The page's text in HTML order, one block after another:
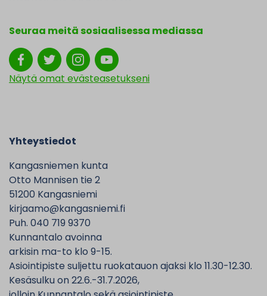
Seuraa meitä sosiaalisessa mediassa
Näytä omat evästeasetukseni
Yhteystiedot
Kangasniemen kunta
Otto Mannisen tie 2
51200 Kangasniemi
kirjaamo@kangasniemi.fi
Puh. 040 719 9370
Kunnantalo avoinna
arkisin ma-to klo 9-15.
Asiointipiste suljettu ruokatauon ajaksi klo 11.30-12.30.
Kesäsulku on 22.6.-31.7.2026,